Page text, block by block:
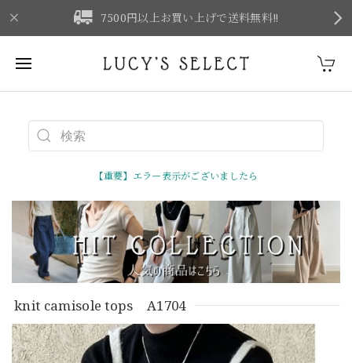
7500円以上お買い上げで送料無料‼
【重要】エラー表示がございましたら
knit camisole tops A1704